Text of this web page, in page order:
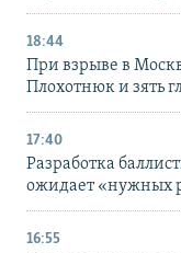
18:44
При взрыве в
Плохотнюк и зять
17:40
Разработка
ожидает «нужных
16:55